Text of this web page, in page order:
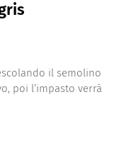
il semolino
poi l’impasto verrà